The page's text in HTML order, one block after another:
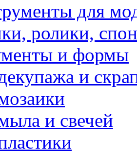
для
ролики,
и формы
и
и свечей